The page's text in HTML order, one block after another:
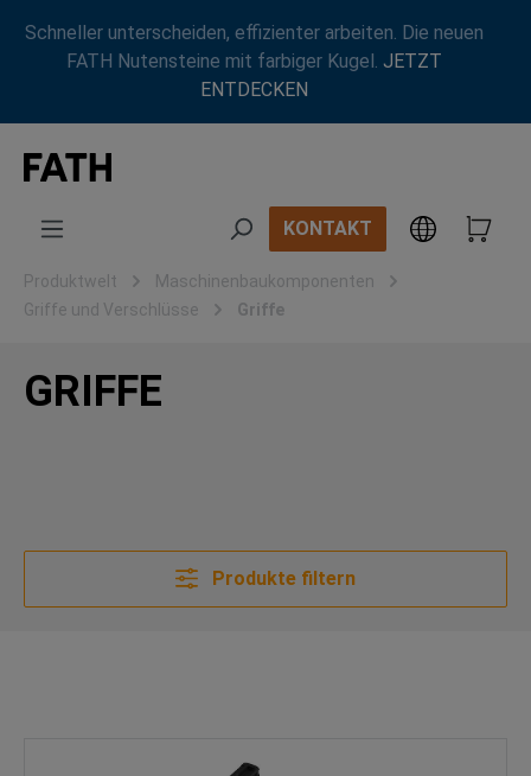
Zum Hauptinhalt springen
Schneller unterscheiden, effizienter arbeiten. Die neuen
FATH Nutensteine mit farbiger Kugel. JETZT
ENTDECKEN
KONTAKT
Produktwelt
Maschinenbaukomponenten
Griffe und Verschlüsse
Griffe
GRIFFE
Produkte filtern